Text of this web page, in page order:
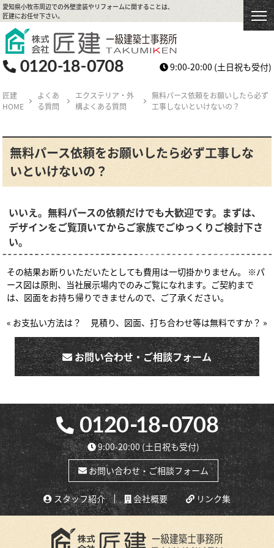
愛知県小牧市周辺での外壁塗装やリフォームに関することは、
匠建にお任せ下さい。
9:00-20:00 (土日祝も受付)
匠建
HOME
よくあ
る質問
エクステリア・外
構よくある質問
無料パース依頼をお願いしたら必ず
工事しないといけないの？
無料パース依頼をお願いしたら必ず工事しな
いといけないの？
いいえ。無料パースの依頼だけでも大歓迎です。まずは、
デザインをご覧頂いてからご家族でごゆっくりご検討下さ
い。
その結果お断りいただいたとしても費用は一切掛かりません。 ※パ
ース図は原則、当社展示場内でのみご覧になれます。ご契約まで
は、図面をお持ち帰りできませんので、ご了承ください。
« お支払い方法は？ 見積り、図面、打ち合わせ等は無料ですか？ »
お問い合わせ・ご相談フォーム
9:00-20:00(土日祝も受付)
お問い合わせ・ご相談フォーム
スタッフ紹介 会社概要 リンク集